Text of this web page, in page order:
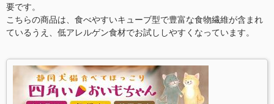
要です。
こちらの商品は、食べやすいキューブ型で豊富な食物繊維が含まれ
ているうえ、低アレルゲン食材でお試ししやすくなっています。